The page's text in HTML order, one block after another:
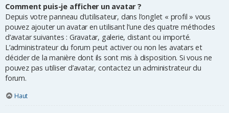
Comment puis-je afficher un avatar ?
Depuis votre panneau d’utilisateur, dans l’onglet « profil » vous
pouvez ajouter un avatar en utilisant l’une des quatre méthodes
d’avatar suivantes : Gravatar, galerie, distant ou importé.
L’administrateur du forum peut activer ou non les avatars et
décider de la manière dont ils sont mis à disposition. Si vous ne
pouvez pas utiliser d’avatar, contactez un administrateur du
forum.
Haut